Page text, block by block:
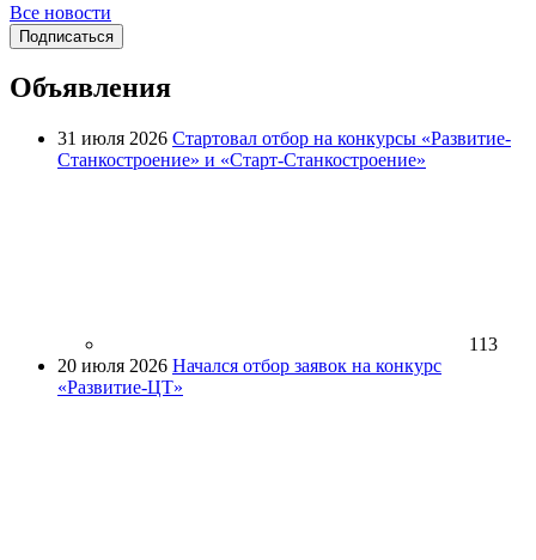
Все новости
Подписаться
Объявления
31 июля 2026 Стартовал отбор на конкурсы «Развитие-
Станкостроение» и «Старт-Станкостроение»
113
20 июля 2026 Начался отбор заявок на конкурс
«Развитие-ЦТ»